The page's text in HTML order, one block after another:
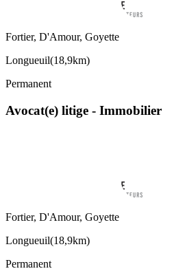
Fortier, D'Amour, Goyette
Longueuil(18,9km)
Permanent
Avocat(e) litige - Immobilier
Fortier, D'Amour, Goyette
Longueuil(18,9km)
Permanent